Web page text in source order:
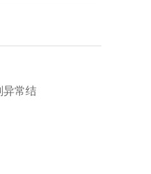
异常结